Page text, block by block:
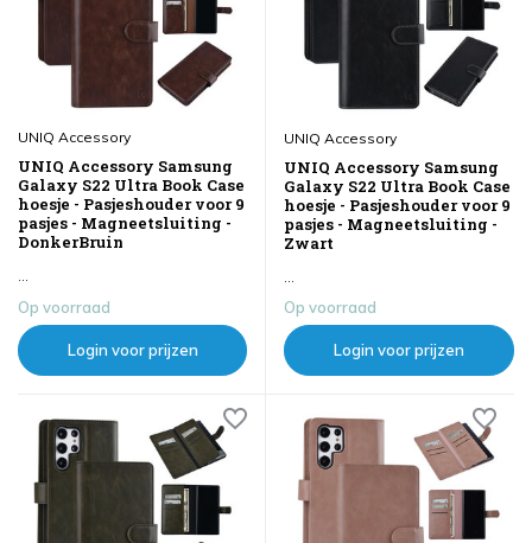
UNIQ Accessory
UNIQ Accessory Samsung
Galaxy S22 Ultra Book Case
hoesje - Pasjeshouder voor 9
pasjes - Magneetsluiting -
DonkerBruin
...
Op voorraad
Login voor prijzen
UNIQ Accessory
UNIQ Accessory Samsung
Galaxy S22 Ultra Book Case
hoesje - Pasjeshouder voor 9
pasjes - Magneetsluiting -
Zwart
Op voorraad
Login voor prijzen